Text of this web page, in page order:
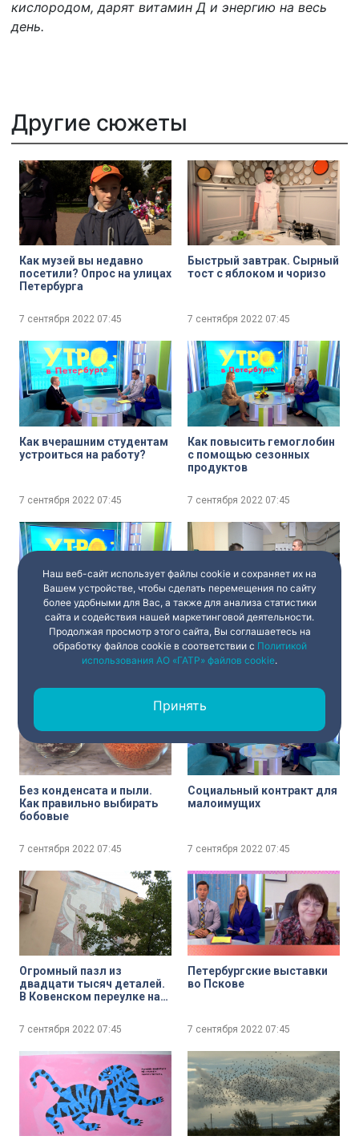
кислородом, дарят витамин Д и энергию на весь
день.
Другие сюжеты
Как музей вы недавно
посетили? Опрос на улицах
Петербурга
7 сентября 2022 07:45
Быстрый завтрак. Сырный
тост с яблоком и чоризо
7 сентября 2022 07:45
Как вчерашним студентам
устроиться на работу?
7 сентября 2022 07:45
Как повысить гемоглобин
с помощью сезонных
продуктов
7 сентября 2022 07:45
В музей с ребёнком: что
учесть родителям?
Всемирный день
барабанщиков
7 сентября 2022
Без конденсата и пыли.
Как правильно выбирать
бобовые
7 сентября 2022 07:45
Социальный контракт для
малоимущих
7 сентября 2022 07:45
Огромный пазл из
двадцати тысяч деталей.
В Ковенском переулке на
олимпийского резерва
восстановили мозаичное
7 сентября 2022 07:45
Петербургские выставки
во Пскове
7 сентября 2022 07:45
Наш веб-сайт использует файлы cookie и сохраняет их на
Вашем устройстве, чтобы сделать перемещения по сайту
более удобными для Вас, а также для анализа статистики
сайта и содействия нашей маркетинговой деятельности.
Продолжая просмотр этого сайта, Вы соглашаетесь на
обработку файлов cookie в соответствии с Политикой
использования АО «ГАТР» файлов cookie.
Принять